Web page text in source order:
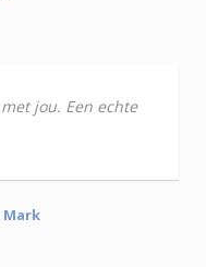
jou. Een echte